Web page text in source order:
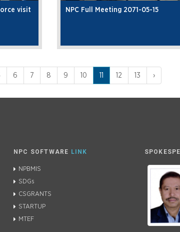
visit
NPC Full Meeting 2071-05-15
6 7 8 9 10 11 12 13 ›
NPC SOFTWARE LINK
NPBMIS
SDGs
CSGRANTS
STARTUP
MTEF